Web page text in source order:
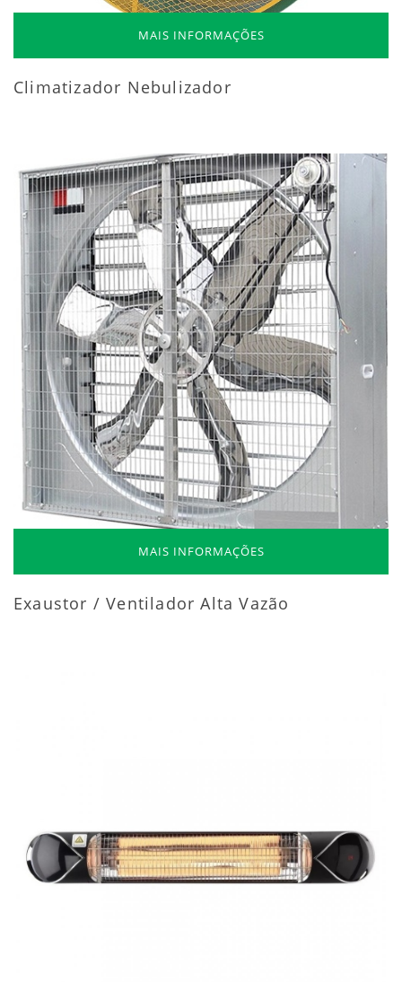
MAIS INFORMAÇÕES
Climatizador Nebulizador
MAIS INFORMAÇÕES
Exaustor / Ventilador Alta Vazão